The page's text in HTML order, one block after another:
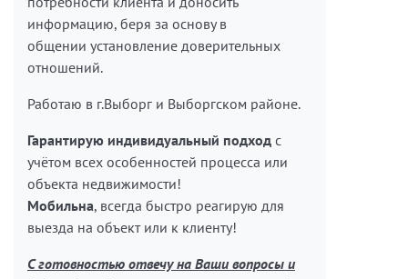
информацию, беря за основу в
общении установление доверительных
отношений.
Работаю в г.Выборг и Выборгском районе.
Гарантирую индивидуальный подход с
учётом всех особенностей процесса или
объекта недвижимости!
Мобильна, всегда быстро реагирую для
выезда на объект или к клиенту!
С готовностью отвечу на Ваши вопросы и